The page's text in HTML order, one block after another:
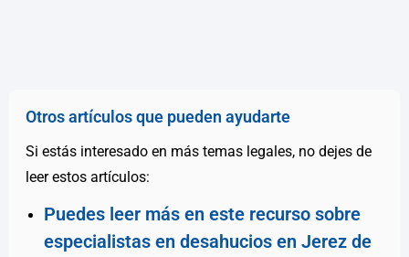
Otros artículos que pueden ayudarte
Si estás interesado en más temas legales, no dejes de
leer estos artículos:
Puedes leer más en este recurso sobre
especialistas en desahucios en Jerez de